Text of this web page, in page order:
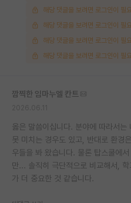
해당 댓글을 보려면 로그인이 필
해당 댓글을 보려면 로그인이 필
해당 댓글을 보려면 로그인이 필
해당 댓글을 보려면 로그인이 필
깜찍한 임마누엘 칸트
옳은 말씀이십니다. 분야에 따라서는
못 미치는 경우도 있고, 반대로 환경
우들을 봐 왔습니다. 물론 탑스쿨에
만... 솔직히 극단적으로 비교해서,
가 더 중요한 것 같습니다.